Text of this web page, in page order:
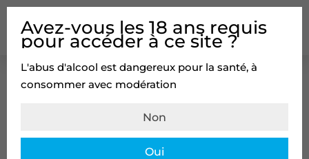
Avez-vous les 18 ans requis
pour accéder à ce site ?
L'abus d'alcool est dangereux pour la santé, à
consommer avec modération
Non
Oui